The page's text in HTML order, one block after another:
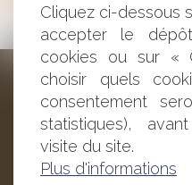
BAUDRY-
33 rue de
50100
Tél : 02
Cliquez ci-dessous
accepter le
cookies ou sur «
choisir quels
consentement
statistiques),
visite du site.
Plus d'informations